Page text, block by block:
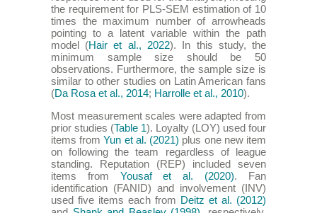
the requirement for PLS-SEM estimation of 10
times the maximum number of arrowheads
pointing to a latent variable within the path
model (Hair et al., 2022). In this study, the
minimum sample size should be 50
observations. Furthermore, the sample size is
similar to other studies on Latin American fans
(Da Rosa et al., 2014; Harrolle et al., 2010).
Most measurement scales were adapted from
prior studies (Table 1). Loyalty (LOY) used four
items fromYun et al. (2021) plus one new item
on following the team regardless of league
standing. Reputation (REP) included seven
items from Yousaf et al. (2020). Fan
identification (FANID) and involvement (INV)
used five items each from Deitz et al. (2012)